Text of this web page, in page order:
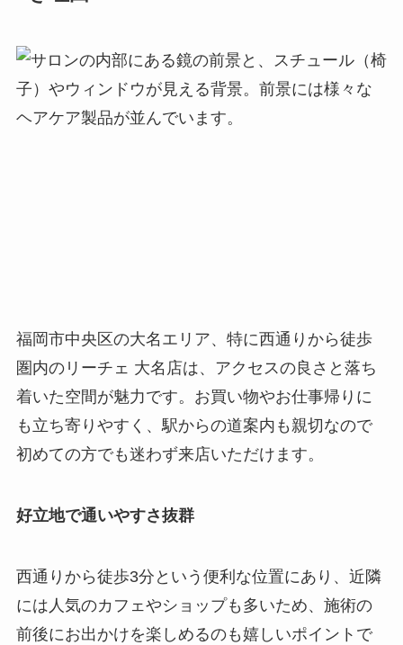
福岡市中央区の大名エリア、特に西通りから徒歩
圏内のリーチェ 大名店は、アクセスの良さと落ち
着いた空間が魅力です。お買い物やお仕事帰りに
も立ち寄りやすく、駅からの道案内も親切なので
初めての方でも迷わず来店いただけます。
好立地で通いやすさ抜群
西通りから徒歩3分という便利な位置にあり、近隣
には人気のカフェやショップも多いため、施術の
前後にお出かけを楽しめるのも嬉しいポイントで